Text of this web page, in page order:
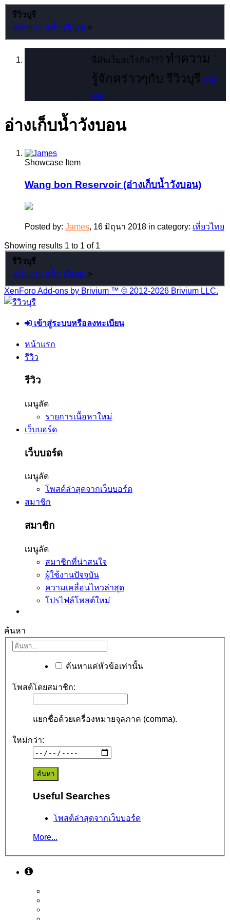
รีวิวบุรี
หน้าแรก แท็ก (Tags) >
นี่มันเว็บอะไรกัน??? ทำความ
รู้จักคร่าวๆกับ รีวิวบุรี คลิก
เลย
อ่างเก็บน้ำวังบอน
Showcase Item
Wang bon Reservoir (อ่างเก็บน้ำวังบอน)
Posted by: James, 16 มิถุนา 2018 in category: เที่ยวไทย
Showing results 1 to 1 of 1
รีวิวบุรี
หน้าแรก แท็ก (Tags) >
XenForo Add-ons by Brivium ™ © 2012-2026 Brivium LLC.
เข้าสู่ระบบหรือลงทะเบียน
หน้าแรก
รีวิว
รีวิว
เมนูลัด
รายการเนื้อหาใหม่
เว็บบอร์ด
เว็บบอร์ด
เมนูลัด
โพสต์ล่าสุดจากเว็บบอร์ด
สมาชิก
สมาชิก
เมนูลัด
สมาชิกที่น่าสนใจ
ผู้ใช้งานปัจจุบัน
ความเคลื่อนไหวล่าสุด
โปรไฟล์โพสต์ใหม่
ค้นหา
ค้นหาแค่หัวข้อเท่านั้น
โพสต์โดยสมาชิก:
แยกชื่อด้วยเครื่องหมายจุลภาค (comma).
ใหม่กว่า:
Useful Searches
โพสต์ล่าสุดจากเว็บบอร์ด
More...